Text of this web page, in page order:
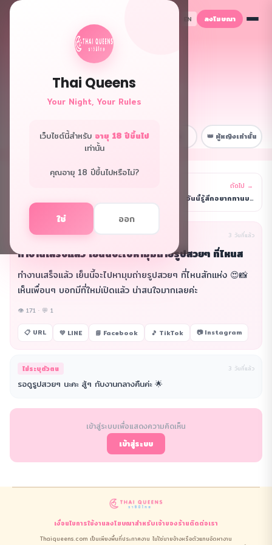
Thai Queens
Your Night, Your Rules
เว็บไซต์นี้สำหรับ อายุ 18 ปีขึ้นไป
เท่านั้น
คุณอายุ 18 ปีขึ้นไปหรือไม่?
ใช่ ออก
EN ลงโฆษณา
👑 ฟอรั่มควีนส์
📋 หน้าหลัก 💼 เรื่องงาน 👑 ผู้หญิงเท่านั้น
ถัดไป →
วันนี้รู้สึกอยากทานขนมหวานมากๆ 🍰 แต่ดึกแล้ว ถ้าไม่
เรื่องงาน นิรนาม(ผู้เขียน) 3 วันที่แล้ว
ทำงานเสร็จแล้ว เย็นนี้จะไปหามุมถ่ายรูปสวยๆ ที่ไหนส
ทำงานเสร็จแล้ว เย็นนี้จะไปหามุมถ่ายรูปสวยๆ ที่ไหนสักแห่ง 😍📸
เห็นเพื่อนๆ บอกมีที่ใหม่เปิดแล้ว น่าสนใจมากเลยค่ะ
👁 171 · 💬 1
📋 URL 💚 LINE 📘 Facebook 🎵 TikTok 📷 Instagram
ไม่ระบุตัวตน 3 วันที่แล้ว
รอดูรูปสวยๆ นะคะ สู้ๆ กับงานกลางคืนค่ะ 🌟
เข้าสู่ระบบเพื่อแสดงความคิดเห็น
เข้าสู่ระบบ
เงื่อนไขการใช้งานลงโฆษณาสำหรับเจ้าของร้านติดต่อเรา
Thaiqueens.com เป็นเพียงพื้นที่ประกาศงาน ไม่ใช่นายจ้างหรือตัวแทนจัดหางาน